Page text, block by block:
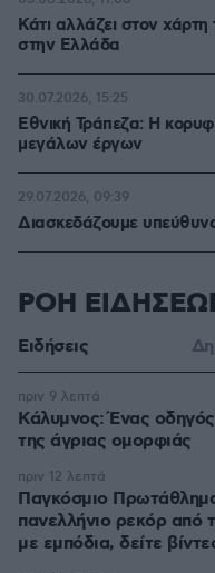
Κάτι αλλάζει στον χάρτη
στην Ελλάδα
Εθνική Τράπεζα: Η
μεγάλων έργων
30.07.2026, 15:25
Διασκεδάζουμε
29.07.2026, 09:39
ΡΟΗ
Ειδήσεις
Κάλυμνος: Ένας οδηγός
της άγριας ομορφιάς
πριν 9 λεπτά
Παγκόσμιο
πανελλήνιο ρεκόρ από
με εμπόδια, δείτε
πριν 12 λεπτά